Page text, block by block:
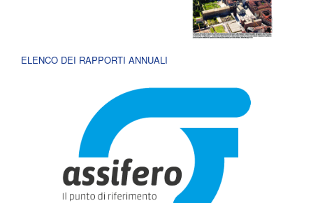
ELENCO DEI RAPPORTI ANNUALI